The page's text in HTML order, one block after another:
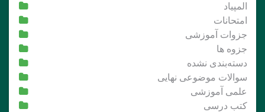
المپیاد
امتحانات
جزوات آموزشی
جزوه ها
دسته‌بندی نشده
سوالات موضوعی نهایی
علمی آموزشی
کتب درسی